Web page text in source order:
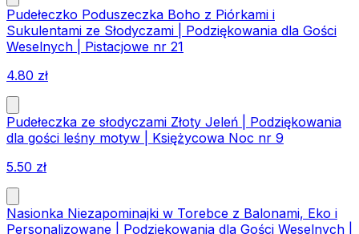
Pudełeczko Poduszeczka Boho z Piórkami i
Sukulentami ze Słodyczami | Podziękowania dla Gości
Weselnych | Pistacjowe nr 21
4.80 zł
Pudełeczka ze słodyczami Złoty Jeleń | Podziękowania
dla gości leśny motyw | Księżycowa Noc nr 9
5.50 zł
Nasionka Niezapominajki w Torebce z Balonami, Eko i
Personalizowane | Podziękowania dla Gości Weselnych |